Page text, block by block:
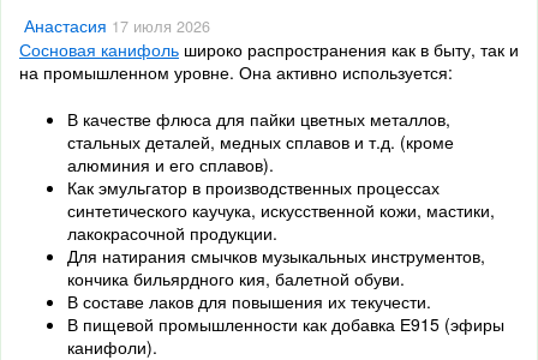
Анастасия 17 июля 2026
Сосновая канифоль широко распространения как в быту, так и
на промышленном уровне. Она активно используется:
В качестве флюса для пайки цветных металлов,
стальных деталей, медных сплавов и т.д. (кроме
алюминия и его сплавов).
Как эмульгатор в производственных процессах
синтетического каучука, искусственной кожи, мастики,
лакокрасочной продукции.
Для натирания смычков музыкальных инструментов,
кончика бильярдного кия, балетной обуви.
В составе лаков для повышения их текучести.
В пищевой промышленности как добавка Е915 (эфиры
канифоли).